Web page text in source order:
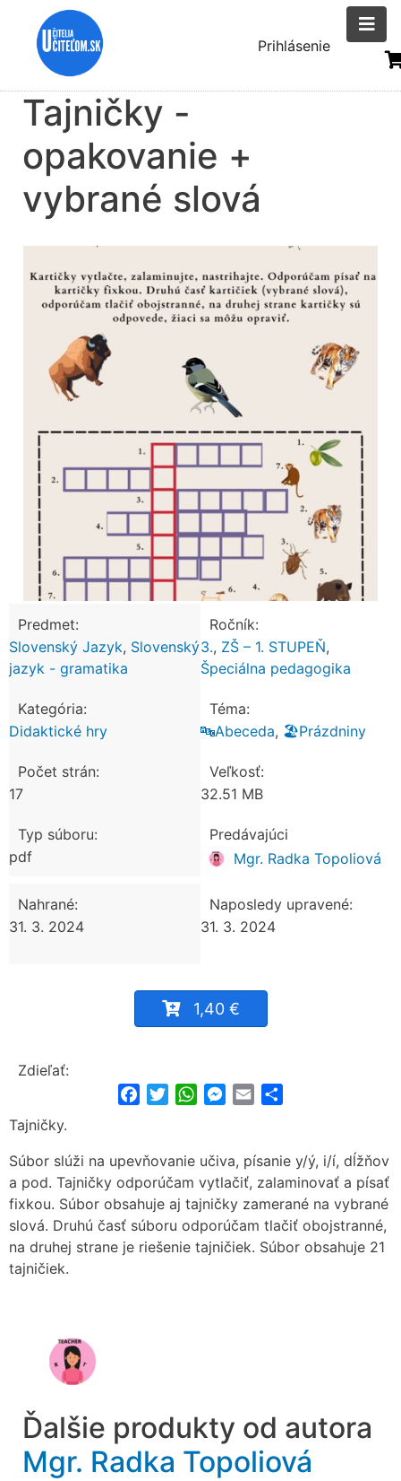
Menu
Prihlásenie
Tajničky -
opakovanie +
vybrané slová
Predmet:
Slovenský Jazyk, Slovenský
jazyk - gramatika
Ročník:
3., ZŠ – 1. STUPEŇ,
Špeciálna pedagogika
Kategória:
Didaktické hry
Téma:
🔤Abeceda, 🏖️Prázdniny
Počet strán:
17
Veľkosť:
32.51 MB
Typ súboru:
pdf
Predávajúci
Mgr. Radka Topoliová
Nahrané:
31. 3. 2024
Naposledy upravené:
31. 3. 2024
1,40 €
Zdieľať:
FacebookTwitterWhatsApp
Messenger
Email
Tajničky.
Súbor slúži na upevňovanie učiva, písanie y/ý, i/í, dĺžňov
a pod. Tajničky odporúčam vytlačiť, zalaminovať a písať
fixkou. Súbor obsahuje aj tajničky zamerané na vybrané
slová. Druhú časť súboru odporúčam tlačiť obojstranné,
na druhej strane je riešenie tajničiek. Súbor obsahuje 21
tajničiek.
Ďalšie produkty od autora
Mgr. Radka Topoliová